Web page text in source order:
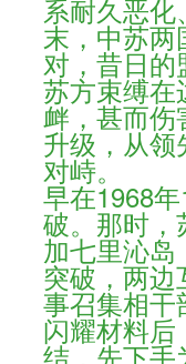
系耐久恶
末，中苏
对，昔日
苏方束缚
衅，甚而
升级，从
对峙。
早在1968
破。那时
加七里沁
突破，两
事召集相
闪耀材料后
结，先下手